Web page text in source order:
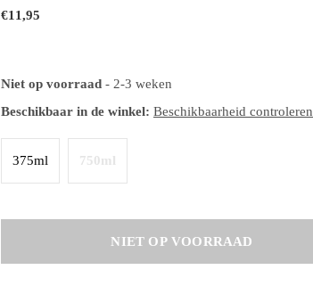
€11,95
Niet op voorraad - 2-3 weken
Beschikbaar in de winkel: Beschikbaarheid controleren
375ml 750ml
NIET OP VOORRAAD